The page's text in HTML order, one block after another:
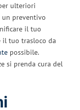
ulteriori
un preventivo
il tuo
il tuo trasloco da
possibile.
si prenda cura del